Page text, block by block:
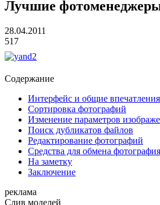
Лучшие фотоменеджеры
28.04.2011
517
Содержание
Интерфейс и общие впечатления
Сортировка фотографий
Изменение параметров
Поиск дубликатов файлов
Редактирование фотографий
Средства для обмена
На заметку
Заключение
реклама
Слив моделей